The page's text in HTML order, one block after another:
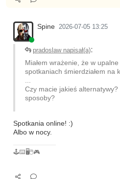
Spine 2026-07-05 13:25
pradoslaw napisał(a):
Miałem wrażenie, że w
spotkaniach śmierdziałem na
...
Czy macie jakieś
sposoby?
Spotkania online! :)
Albo w nocy.
🕹️⌨️🖥️🖱️🎮